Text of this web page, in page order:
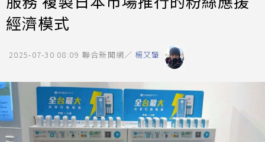
經濟模式
2025-07-30 08:09 聯合新聞網／ 楊又肇